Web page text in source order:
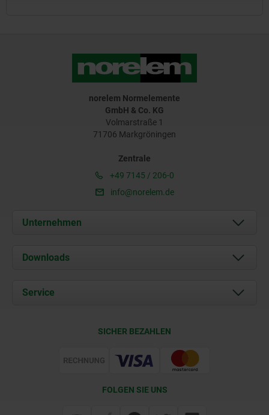
norelem Normelemente
GmbH & Co. KG
Volmarstraße 1
71706 Markgröningen
Zentrale
+49 7145 / 206-0
info@norelem.de
Unternehmen
Über uns
Karriere
Downloads
Dokumente
Service
Web Support
SICHER BEZAHLEN
FOLGEN SIE UNS